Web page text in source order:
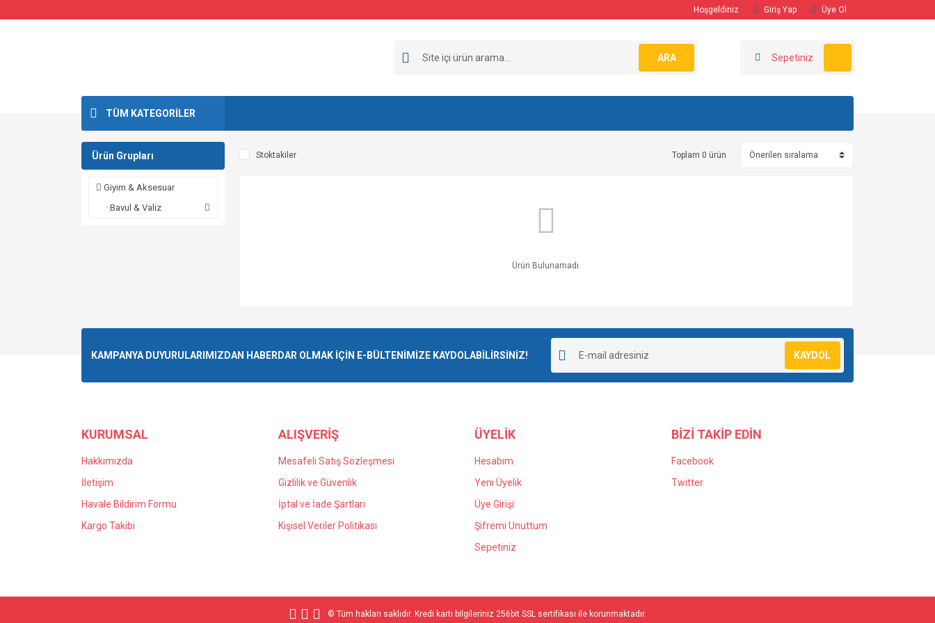
Hoşgeldiniz Giriş Yap Üye Ol
ARA Sepetiniz
TÜM KATEGORİLER
Ürün Grupları
Giyim & Aksesuar
Bavul & Valiz
Stoktakiler Toplam 0 ürün
Ürün Bulunamadı.
KAMPANYA DUYURULARIMIZDAN HABERDAR OLMAK İÇİN E-BÜLTENİMİZE KAYDOLABİLİRSİNİZ! KAYDOL
KURUMSAL
Hakkımızda
İletişim
Havale Bildirim Formu
Kargo Takibi
ALIŞVERİŞ
Mesafeli Satış Sözleşmesi
Gizlilik ve Güvenlik
İptal ve İade Şartları
Kişisel Veriler Politikası
ÜYELİK
Hesabım
Yeni Üyelik
Üye Girişi
Şifremi Unuttum
Sepetiniz
BİZİ TAKİP EDİN
Facebook
Twitter
© Tüm hakları saklıdır. Kredi kartı bilgileriniz 256bit SSL sertifikası ile korunmaktadır.